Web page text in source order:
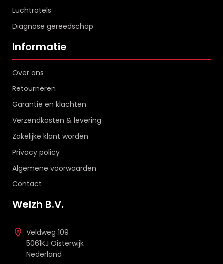
Luchtratels
Diagnose gereedschap
Informatie
Over ons
Retourneren
Garantie en klachten
Verzendkosten & levering
Zakelijke klant worden
Privacy policy
Algemene voorwaarden
Contact
Welzh B.V.
Veldweg 109
5061KJ Oisterwijk
Nederland